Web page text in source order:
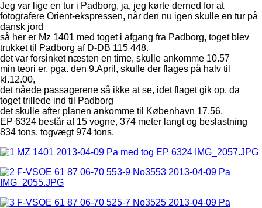
Jeg var lige en tur i Padborg, ja, jeg kørte derned for at
fotografere Orient-ekspressen, når den nu igen skulle en tur på
dansk jord
så her er Mz 1401 med toget i afgang fra Padborg, toget blev
trukket til Padborg af D-DB 115 448.
det var forsinket næsten en time, skulle ankomme 10.57
min teori er, pga. den 9.April, skulle der flages på halv til
kl.12.00,
det nåede passagerene så ikke at se, idet flaget gik op, da
toget trillede ind til Padborg
det skulle after planen ankomme til København 17,56.
EP 6324 består af 15 vogne, 374 meter langt og beslastning
834 tons. togvægt 974 tons.